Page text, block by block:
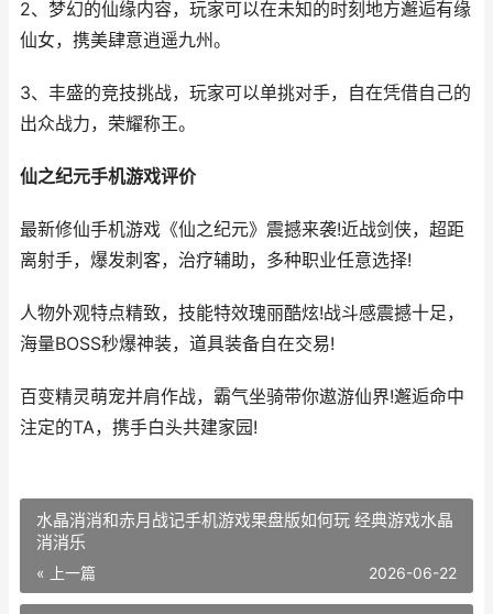
2、梦幻的仙缘内容，玩家可以在未知的时刻地方邂逅有缘
仙女，携美肆意逍遥九州。
3、丰盛的竞技挑战，玩家可以单挑对手，自在凭借自己的
出众战力，荣耀称王。
仙之纪元手机游戏评价
最新修仙手机游戏《仙之纪元》震撼来袭!近战剑侠，超距
离射手，爆发刺客，治疗辅助，多种职业任意选择!
人物外观特点精致，技能特效瑰丽酷炫!战斗感震撼十足，
海量BOSS秒爆神装，道具装备自在交易!
百变精灵萌宠并肩作战，霸气坐骑带你遨游仙界!邂逅命中
注定的TA，携手白头共建家园!
水晶消消和赤月战记手机游戏果盘版如何玩 经典游戏水晶
消消乐
« 上一篇 2026-06-22